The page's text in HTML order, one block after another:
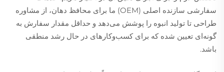
سفارشی سازنده اصلی (OEM) ما برای محافظ دهان، از مشاوره
طراحی تا تولید انبوه را پوشش می‌دهد و حداقل مقدار سفارش به
گونه‌ای تعیین شده که برای کسب‌وکارهای در حال رشد منطقی
باشد.